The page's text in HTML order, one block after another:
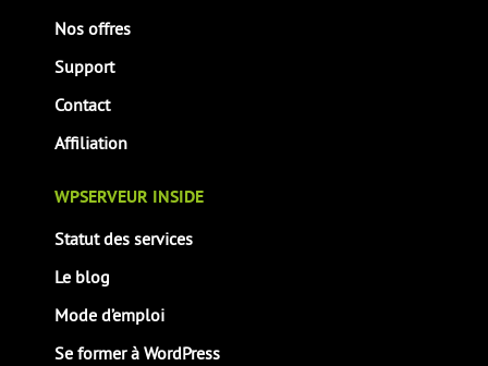
Nos offres
Support
Contact
Affiliation
WPSERVEUR INSIDE
Statut des services
Le blog
Mode d’emploi
Se former à WordPress